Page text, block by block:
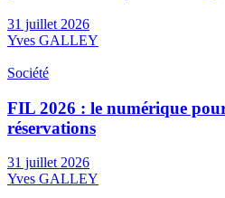
31 juillet 2026
Yves GALLEY
Société
FIL 2026 : le numérique
réservations
31 juillet 2026
Yves GALLEY